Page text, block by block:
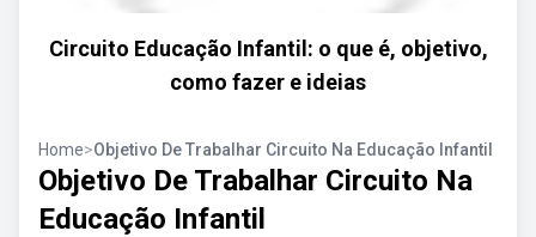
Circuito Educação Infantil: o que é, objetivo,
como fazer e ideias
Home>Objetivo De Trabalhar Circuito Na Educação Infantil
Objetivo De Trabalhar Circuito Na
Educação Infantil